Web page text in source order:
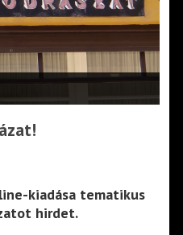
kiadása tematikus
hirdet.